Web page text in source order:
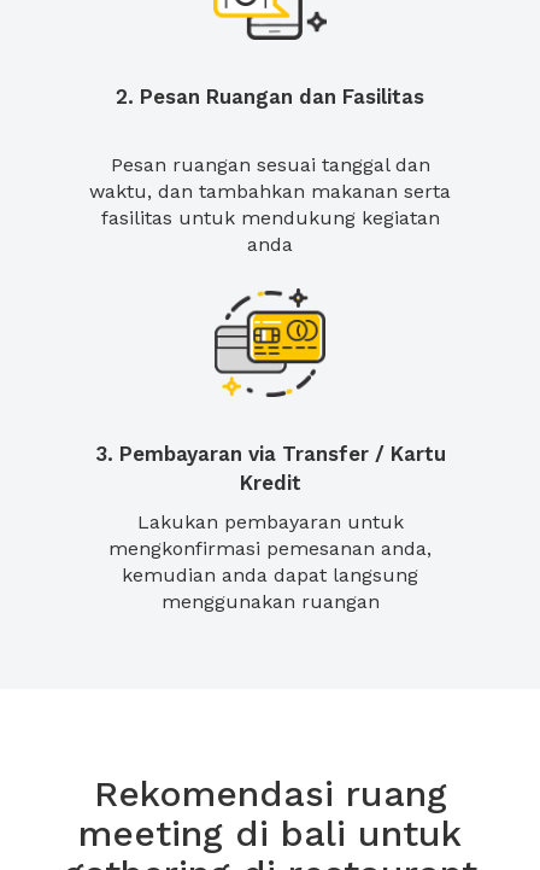
2. Pesan Ruangan dan Fasilitas
Pesan ruangan sesuai tanggal dan
waktu, dan tambahkan makanan serta
fasilitas untuk mendukung kegiatan
anda
3. Pembayaran via Transfer / Kartu
Kredit
Lakukan pembayaran untuk
mengkonfirmasi pemesanan anda,
kemudian anda dapat langsung
menggunakan ruangan
Rekomendasi ruang
meeting di bali untuk